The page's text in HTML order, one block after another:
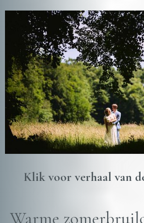
Klik voor verhaal van
Warme